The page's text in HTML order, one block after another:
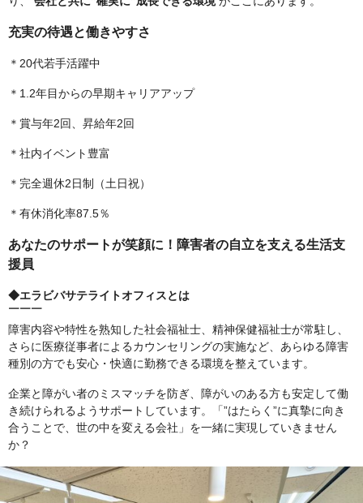
充実の待遇と働きやすさ
＊20代若手活躍中
＊1.2年目からの早期キャリアアップ
＊賞与年2回、昇給年2回
＊社内イベント豊富
＊完全週休2日制（土日祝）
＊有休消化率87.5％
あなたのサポートが笑顔に！障害者の自立を支える生活支
援員
◆エラビバサテライトオフィスとは
￣￣￣
障害内容や特性を熟知した社会福祉士、精神保健福祉士が常駐し、
さらに医療従事者によるカウンセリングの実施など、あらゆる障害
種別の方でも安心・快適に勤務できる環境を整えています。
企業と障がい者のミスマッチを防ぎ、障がいのある方も安定して働
き続けられるようサポートしています。「”はたらく”に真摯に向き
合うことで、世の中を変える会社」を一緒に実現していきません
か？